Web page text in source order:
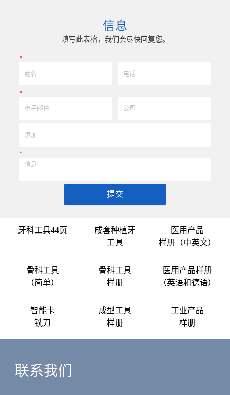
、超耐磨、耐冲击、高精密度、组合成 型的加
有完美的刃口品质和高可至士 0.0005mm( ±
的尺寸公差，实现高效率、低成本的应用。
具。 我们使用不锈钢材料。 我
意图纸或者样品来生产任何牙科
信息
填写此表格，我们会尽快回复您。
*
*
*
提交
牙科工具44页
成套种植牙
工具
医用产品
样册（中英文）
骨科工具
（简单）
骨科工具
样册
医用产品样册
（英语和德语）
智能卡
铣刀
成型工具
样册
工业产品
样册
联系我们